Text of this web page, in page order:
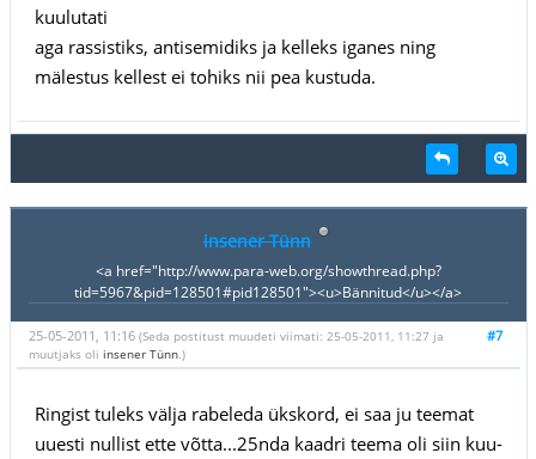
kuulutati
aga rassistiks, antisemidiks ja kelleks iganes ning
mälestus kellest ei tohiks nii pea kustuda.
insener Tünn
<a href="http://www.para-web.org/showthread.php?
tid=5967&pid=128501#pid128501"><u>Bännitud</u></a>
#7
25-05-2011, 11:16 (Seda postitust muudeti viimati: 25-05-2011, 11:27 ja
muutjaks oli insener Tünn.)
Ringist tuleks välja rabeleda ükskord, ei saa ju teemat
uuesti nullist ette võtta...25nda kaadri teema oli siin kuu-